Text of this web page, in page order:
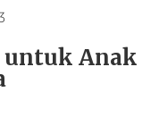
untuk Anak